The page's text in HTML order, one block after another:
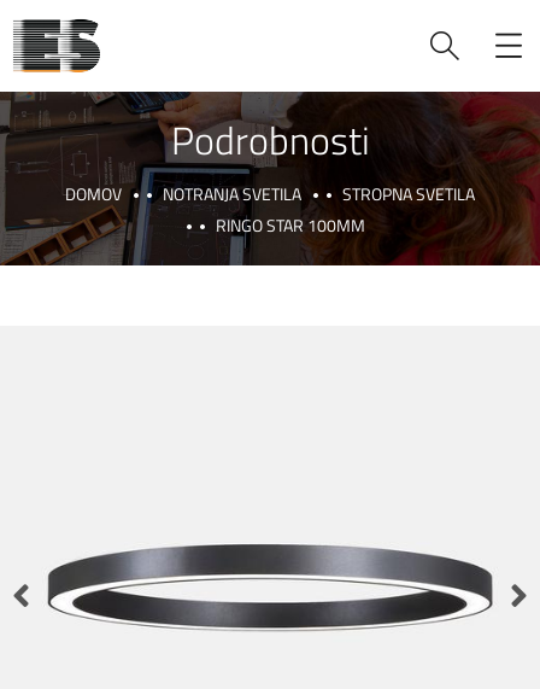
Podrobnosti
DOMOV NOTRANJA SVETILA
STROPNA SVETILA
RINGO STAR 100MM